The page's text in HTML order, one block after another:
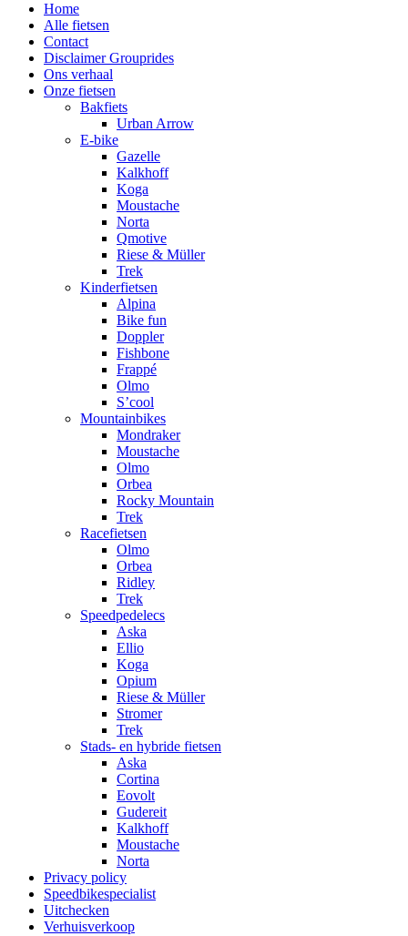
Home
Alle fietsen
Contact
Disclaimer Grouprides
Ons verhaal
Onze fietsen
Bakfiets
Urban Arrow
E-bike
Gazelle
Kalkhoff
Koga
Moustache
Norta
Qmotive
Riese & Müller
Trek
Kinderfietsen
Alpina
Bike fun
Doppler
Fishbone
Frappé
Olmo
S’cool
Mountainbikes
Mondraker
Moustache
Olmo
Orbea
Rocky Mountain
Trek
Racefietsen
Olmo
Orbea
Ridley
Trek
Speedpedelecs
Aska
Ellio
Koga
Opium
Riese & Müller
Stromer
Trek
Stads- en hybride fietsen
Aska
Cortina
Eovolt
Gudereit
Kalkhoff
Moustache
Norta
Privacy policy
Speedbikespecialist
Uitchecken
Verhuisverkoop